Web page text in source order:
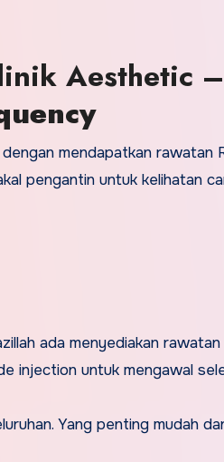
Aesthetic –
mendapatkan rawatan
pengantin untuk kelihatan
ada menyediakan
injection untuk mengawal
Yang penting mudah